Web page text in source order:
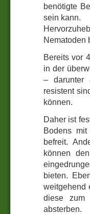
benötigte
sein kann.
Nematoden
Bereits vor
in der
– darunter
resistent
können.
Daher ist
Bodens
befreit.
können
bieten.
weitgehend
diese zum
absterben.